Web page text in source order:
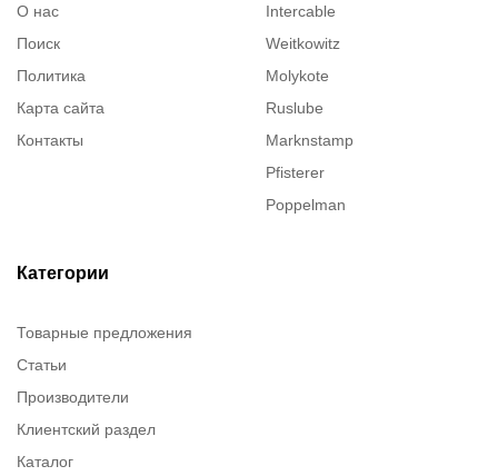
О нас
Поиск
Политика
Карта сайта
Контакты
Intercable
Weitkowitz
Molykote
Ruslube
Marknstamp
Pfisterer
Poppelman
Категории
Товарные предложения
Статьи
Производители
Клиентский раздел
Каталог